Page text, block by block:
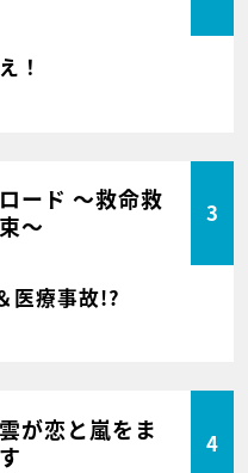
！
ード ～救命救
～
3
医療事故!?
が恋と嵐をま
4